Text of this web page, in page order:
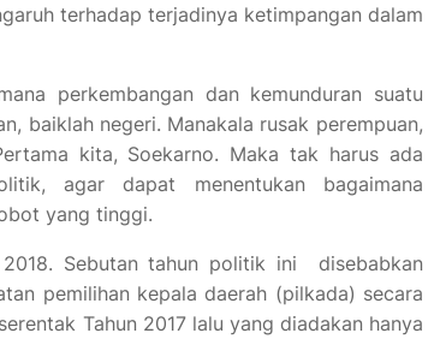
terhadap terjadinya ketimpangan dalam
perkembangan dan kemunduran suatu
baiklah negeri. Manakala rusak perempuan,
kita, Soekarno. Maka tak harus ada
agar dapat menentukan bagaimana
yang tinggi.
Sebutan tahun politik ini disebabkan
pemilihan kepala daerah (pilkada) secara
Tahun 2017 lalu yang diadakan hanya